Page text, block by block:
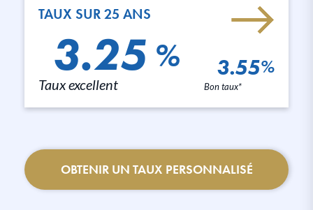
TAUX SUR 25 ANS
3.25 %
Taux excellent
3.55%
Bon taux*
OBTENIR UN TAUX PERSONNALISÉ